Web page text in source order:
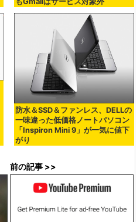
防水＆SSD＆ファンレス、DELLの
一味違った低価格ノートパソコン
「Inspiron Mini 9」が一気に値下
がり
前の記事 >>